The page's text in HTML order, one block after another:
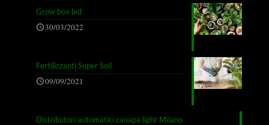
Grow box led
30/03/2022
Fertilizzanti Super Soil
09/09/2021
Distributori automatici canapa light Milano